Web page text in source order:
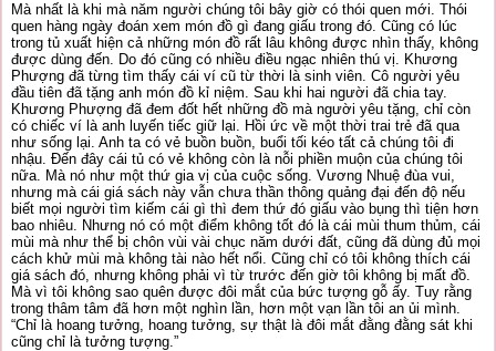
Mà nhất là khi mà năm người chúng tôi bây giờ có thói quen mới. Thói
quen hàng ngày đoán xem món đồ gì đang giấu trong đó. Cũng có lúc
trong tủ xuất hiện cả những món đồ rất lâu không được nhìn thấy, không
được dùng đến. Do đó cũng có nhiều điều ngạc nhiên thú vị. Khương
Phượng đã từng tìm thấy cái ví cũ từ thời là sinh viên. Cô người yêu
đầu tiên đã tặng anh món đồ kỉ niệm. Sau khi hai người đã chia tay.
Khương Phượng đã đem đốt hết những đồ mà người yêu tặng, chỉ còn
có chiếc ví là anh luyến tiếc giữ lại. Hồi ức về một thời trai trẻ đã qua
như sống lại. Anh ta có vẻ buồn buồn, buổi tối kéo tất cả chúng tôi đi
nhậu. Đến đây cái tủ có vẻ không còn là nỗi phiền muộn của chúng tôi
nữa. Mà nó như một thứ gia vị của cuộc sống. Vương Nhuệ đùa vui,
nhưng mà cái giá sách này vẫn chưa thần thông quảng đại đến độ nếu
biết mọi người tìm kiếm cái gì thì đem thứ đó giấu vào bụng thì tiện hơn
bao nhiêu. Nhưng nó có một điểm không tốt đó là cái mùi thum thủm, cái
mùi mà như thể bị chôn vùi vài chục năm dưới đất, cũng đã dùng đủ mọi
cách khử mùi mà không tài nào hết nổi. Cũng chỉ có tôi không thích cái
giá sách đó, nhưng không phải vì từ trước đến giờ tôi không bị mất đồ.
Mà vì tôi không sao quên được đôi mắt của bức tượng gỗ ấy. Tuy rằng
trong thâm tâm đã hơn một nghìn lần, hơn một vạn lần tôi an ủi mình.
“Chỉ là hoang tưởng, hoang tưởng, sự thật là đôi mắt đằng đằng sát khi
cũng chỉ là tưởng tượng.”